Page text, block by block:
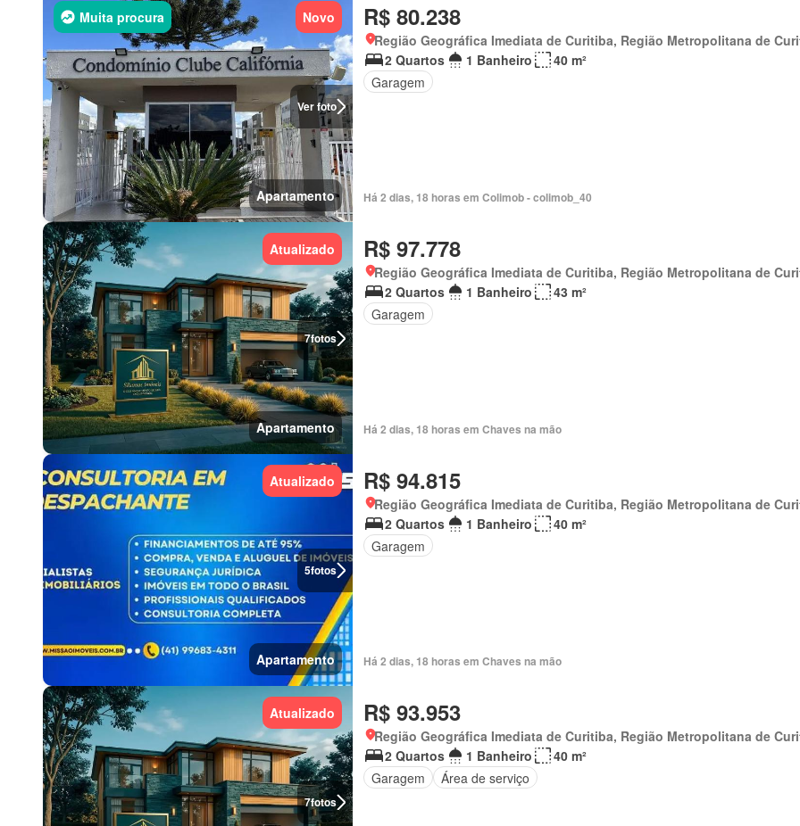
Ver foto
Muita procura Novo
Apartamento
R$ 80.238
Região Geográfica Imediata de Curitiba, Região Metropolitana de
2 Quartos
1 Banheiro
40 m²
Garagem
Há 2 dias, 18 horas em Colimob - colimob_40
7fotos
Atualizado
Apartamento
R$ 97.778
Região Geográfica Imediata de Curitiba, Região Metropolitana de
2 Quartos
1 Banheiro
43 m²
Garagem
Há 2 dias, 18 horas em Chaves na mão
5fotos
Atualizado
Apartamento
R$ 94.815
Região Geográfica Imediata de Curitiba, Região Metropolitana de
2 Quartos
1 Banheiro
40 m²
Garagem
Há 2 dias, 18 horas em Chaves na mão
7fotos
Atualizado R$ 93.953
Região Geográfica Imediata de Curitiba, Região Metropolitana de
2 Quartos
1 Banheiro
40 m²
Garagem
Área de serviço